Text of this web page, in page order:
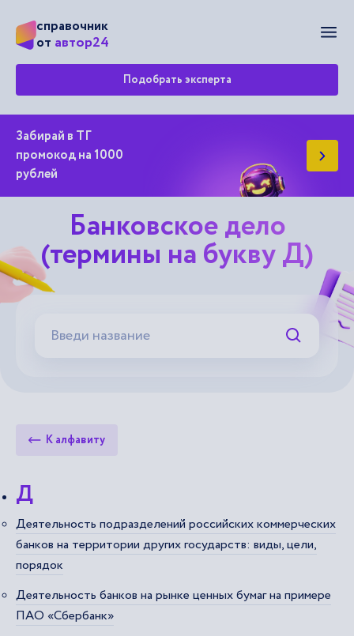
справочник
от автор24
Подобрать эксперта
Забирай в ТГ
промокод на 1000
рублей
Банковское дело
(термины на букву Д)
Искать
К алфавиту
Д
Деятельность подразделений российских коммерческих
банков на территории других государств: виды, цели,
порядок
Деятельность банков на рынке ценных бумаг на примере
ПАО «Сбербанк»